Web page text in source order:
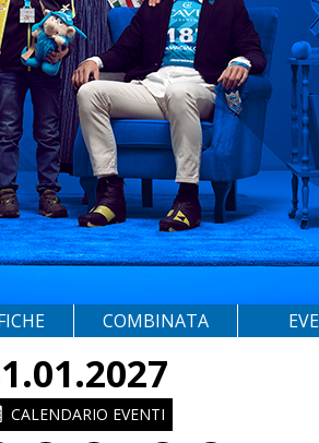
COMBINATA
CALENDARIO EVENTI